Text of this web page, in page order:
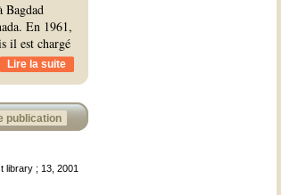
Bagdad
En 1961,
il est chargé
Lire la suite
publication
library ; 13, 2001